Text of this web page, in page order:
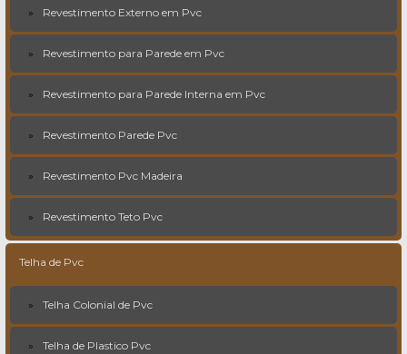
Revestimento Externo em Pvc
Revestimento para Parede em Pvc
Revestimento para Parede Interna em Pvc
Revestimento Parede Pvc
Revestimento Pvc Madeira
Revestimento Teto Pvc
Telha de Pvc
Telha Colonial de Pvc
Telha de Plastico Pvc